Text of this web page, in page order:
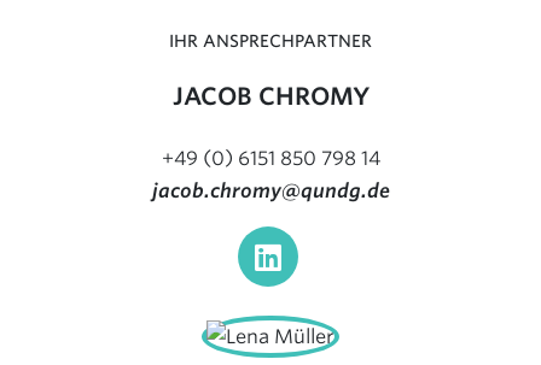
IHR ANSPRECHPARTNER
JACOB CHROMY
+49 (0) 6151 850 798 14
jacob.chromy@qundg.de